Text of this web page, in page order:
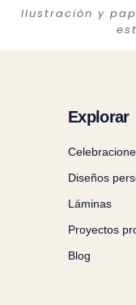
Ilustración y
Explorar
Diseños
Láminas
Proyectos
Blog